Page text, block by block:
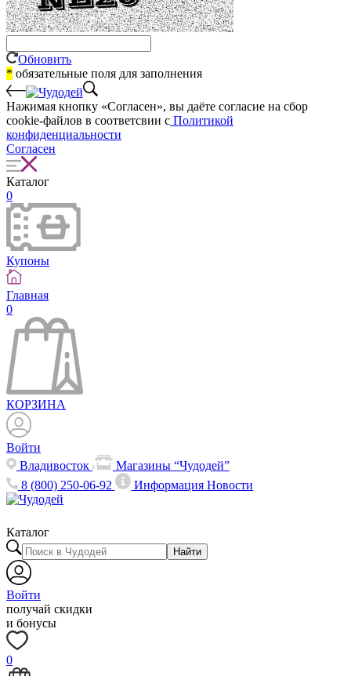
Обновить
* обязательные поля для заполнения
Нажимая кнопку «Согласен», вы даёте cогласие на сбор
cookie-файлов в соответсвии с Политикой
конфиденциальности
Согласен
Каталог
0
Купоны
Главная
0
КОРЗИНА
Войти
Владивосток
Магазины “Чудодей”
8 (800) 250-06-92
ИнформацияНовости
Каталог
Найти
Войти
получай скидки
и бонусы
0